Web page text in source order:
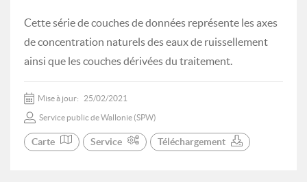
Cette série de couches de données représente les axes
de concentration naturels des eaux de ruissellement
ainsi que les couches dérivées du traitement.
Mise à jour: 25/02/2021
Service public de Wallonie (SPW)
Carte Service Téléchargement